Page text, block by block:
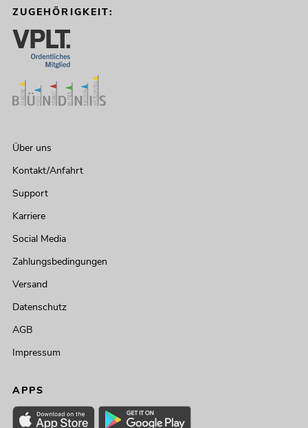
ZUGEHÖRIGKEIT:
Über uns
Kontakt/Anfahrt
Support
Karriere
Social Media
Zahlungsbedingungen
Versand
Datenschutz
AGB
Impressum
APPS